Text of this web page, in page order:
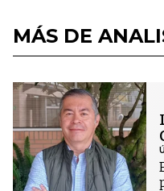
MÁS DE